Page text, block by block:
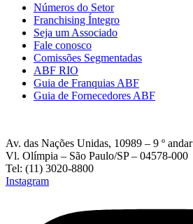
Números do Setor
Franchising Íntegro
Seja um Associado
Fale conosco
Comissões Segmentadas
ABF RIO
Guia de Franquias ABF
Guia de Fornecedores ABF
Av. das Nações Unidas, 10989 – 9 º andar
Vl. Olímpia – São Paulo/SP – 04578-000
Tel: (11) 3020-8800
Instagram